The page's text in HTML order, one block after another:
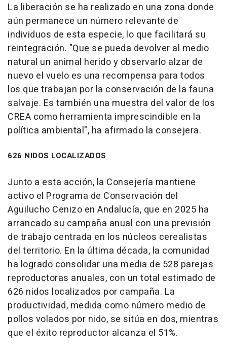
La liberación se ha realizado en una zona donde
aún permanece un número relevante de
individuos de esta especie, lo que facilitará su
reintegración. "Que se pueda devolver al medio
natural un animal herido y observarlo alzar de
nuevo el vuelo es una recompensa para todos
los que trabajan por la conservación de la fauna
salvaje. Es también una muestra del valor de los
CREA como herramienta imprescindible en la
política ambiental", ha afirmado la consejera.
626 NIDOS LOCALIZADOS
Junto a esta acción, la Consejería mantiene
activo el Programa de Conservación del
Aguilucho Cenizo en Andalucía, que en 2025 ha
arrancado su campaña anual con una previsión
de trabajo centrada en los núcleos cerealistas
del territorio. En la última década, la comunidad
ha logrado consolidar una media de 528 parejas
reproductoras anuales, con un total estimado de
626 nidos localizados por campaña. La
productividad, medida como número medio de
pollos volados por nido, se sitúa en dos, mientras
que el éxito reproductor alcanza el 51%.